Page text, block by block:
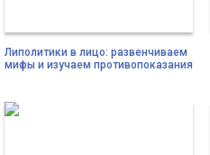
Липолитики в лицо: развенчиваем
мифы и изучаем противопоказания